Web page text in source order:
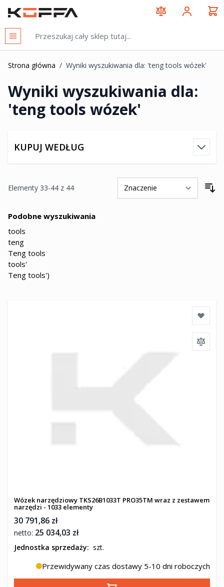
KOFFA
Strona główna / Wyniki wyszukiwania dla: 'teng tools wózek'
Wyniki wyszukiwania dla:
'teng tools wózek'
Elementy 33-44 z 44
Podobne wyszukiwania
tools
teng
Teng tools
tools'
Teng tools')
Wózek narzędziowy TKS26B1033T PRO35TM wraz z zestawem
narzędzi - 1033 elementy
30 791,86 zł
25 034,03 zł
Jednostka sprzedaży: szt.
Przewidywany czas dostawy 5-10 dni roboczych
KUPUJ WEDŁUG